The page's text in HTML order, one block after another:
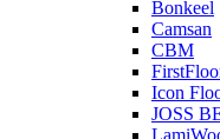
Bonkeel
Camsan
CBM
Icon
JOSS